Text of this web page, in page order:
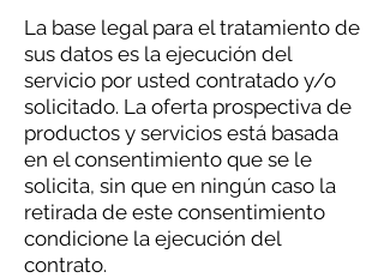
La base legal para el tratamiento de
sus datos es la ejecución del
servicio por usted contratado y/o
solicitado. La oferta prospectiva de
productos y servicios está basada
en el consentimiento que se le
solicita, sin que en ningún caso la
retirada de este consentimiento
condicione la ejecución del
contrato.